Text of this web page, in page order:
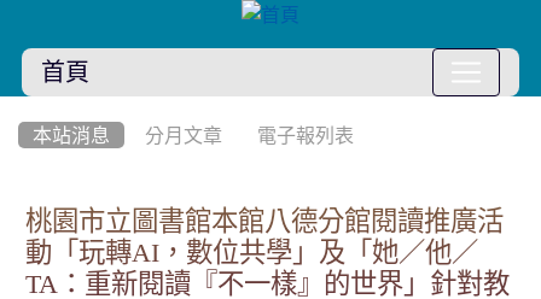
首頁
本站消息 分月文章 電子報列表
桃園市立圖書館本館八德分館閱讀推廣活
動「玩轉AI，數位共學」及「她／他／
TA：重新閱讀『不一樣』的世界」針對教